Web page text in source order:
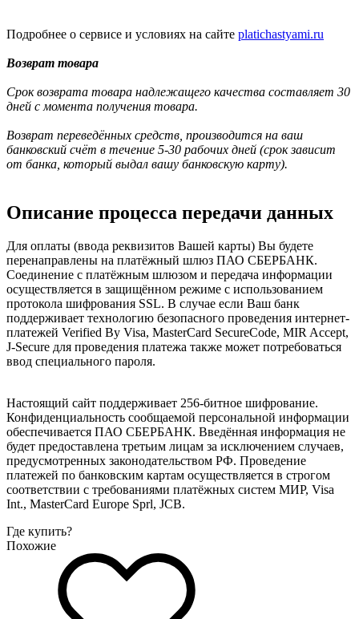
Подробнее о сервисе и условиях на сайте platichastyami.ru
Возврат товара
Срок возврата товара надлежащего качества составляет 30
дней с момента получения товара.
Возврат переведённых средств, производится на ваш
банковский счёт в течение 5-30 рабочих дней (срок зависит
от банка, который выдал вашу банковскую карту).
Описание процесса передачи данных
Для оплаты (ввода реквизитов Вашей карты) Вы будете
перенаправлены на платёжный шлюз ПАО СБЕРБАНК.
Соединение с платёжным шлюзом и передача информации
осуществляется в защищённом режиме с использованием
протокола шифрования SSL. В случае если Ваш банк
поддерживает технологию безопасного проведения интернет-
платежей Verified By Visa, MasterCard SecureCode, MIR Accept,
J-Secure для проведения платежа также может потребоваться
ввод специального пароля.
Настоящий сайт поддерживает 256-битное шифрование.
Конфиденциальность сообщаемой персональной информации
обеспечивается ПАО СБЕРБАНК. Введённая информация не
будет предоставлена третьим лицам за исключением случаев,
предусмотренных законодательством РФ. Проведение
платежей по банковским картам осуществляется в строгом
соответствии с требованиями платёжных систем МИР, Visa
Int., MasterCard Europe Sprl, JCB.
Где купить?
Похожие